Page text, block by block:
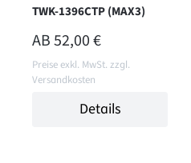
TWK-1396CTP (MAX3)
REGULÄRER PREIS:
AB52,00 €
Preise exkl. MwSt. zzgl.
Versandkosten
Details